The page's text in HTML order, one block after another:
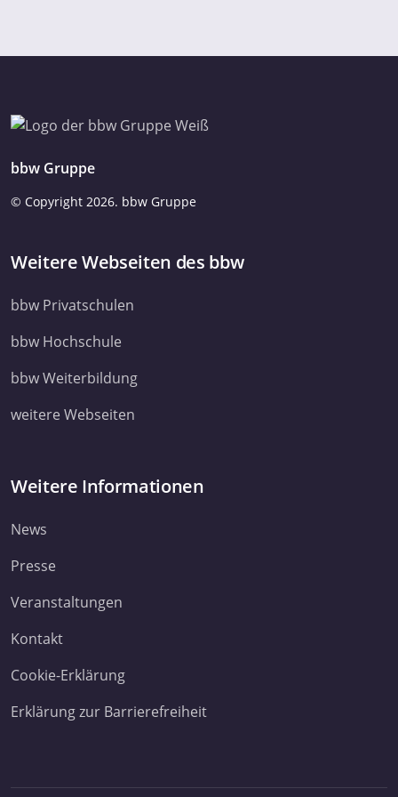
bbw Gruppe
© Copyright 2026. bbw Gruppe
Weitere Webseiten des bbw
bbw Privatschulen
bbw Hochschule
bbw Weiterbildung
weitere Webseiten
Weitere Informationen
News
Presse
Veranstaltungen
Kontakt
Cookie-Erklärung
Erklärung zur Barrierefreiheit